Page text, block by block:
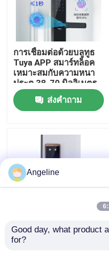
สินค้า
วิดีโอ
เกี่ยวกับเรา
ทัวร์โรงงาน
ควบคุมคุณภาพ
ข่าว
ขอใบเสนอราคา
การเชื่อมต่อด้วยบลูทูธ
Tuya APP สมาร์ทล็อค
เหมาะสมกับความหนา
ประตู 38-70 มิลลิเมตร
ส่งคำถาม
สับสนธิซิงก์ Tuya
Wireless Smart Lock
Angeline
Good day, what product
for?